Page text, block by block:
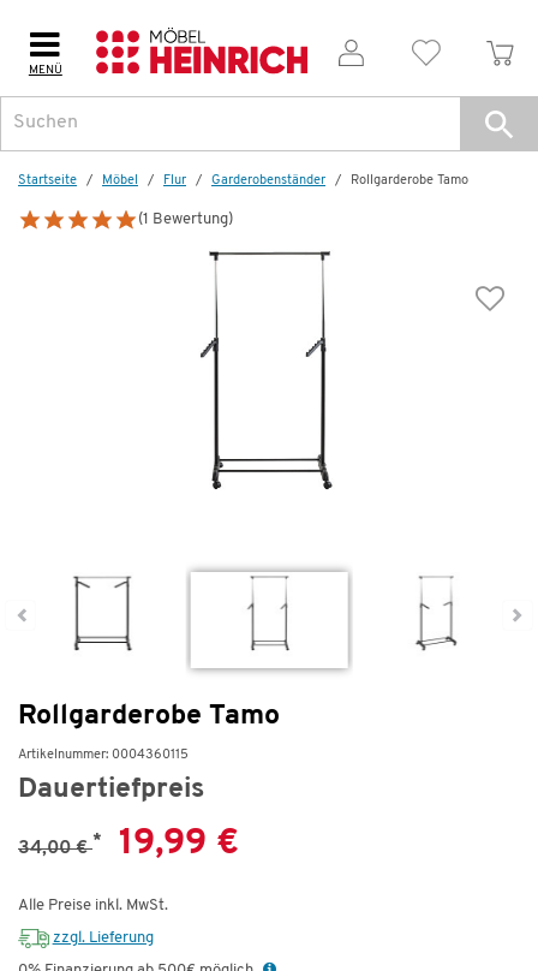
MENÜ
Startseite Möbel Flur Garderoben­ständer Rollgarderobe Tamo
(1 Bewertung)
Rollgarderobe Tamo
Artikelnummer: 0004360115
Dauertiefpreis
34,00 €* 19,99 €
Alle Preise inkl. MwSt.
zzgl. Lieferung